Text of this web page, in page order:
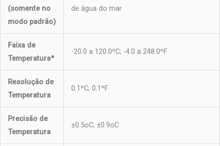
(somente no
modo padrão)
de água do mar
Faixa de
Temperatura*
-20.0 a 120.0ºC; -4.0 a 248.0ºF
Resolução de
Temperatura
0.1ºC; 0.1ºF
Precisão de
Temperatura
±0.5oC; ±0.9oC